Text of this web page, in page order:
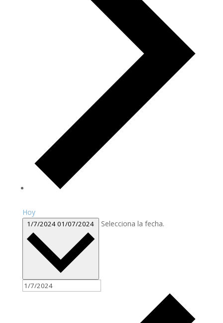
Hoy
1/7/202401/07/2024 Selecciona la fecha.